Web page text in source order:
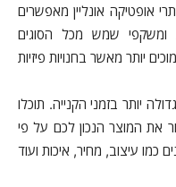
אופטיקה אונליין מאפשרים
שמש מכל הסוגים
יותר בזמני הקנייה. תוכלו
את המוצר הנכון לכם על פי